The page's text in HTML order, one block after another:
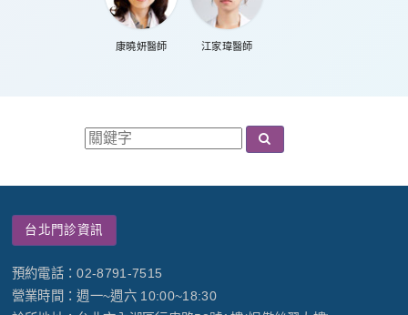
康曉妍醫師 江家瑋醫師
台北門診資訊
預約電話：02-8791-7515
營業時間：週一~週六 10:00~18:30